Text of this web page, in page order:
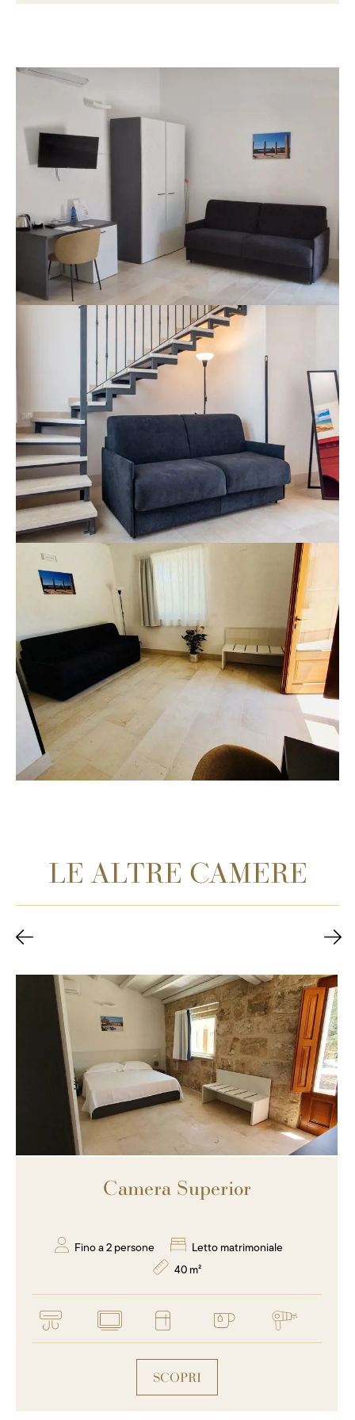
LE ALTRE CAMERE
Camera Superior
Fino a 2 persone
Letto matrimoniale
40 m²
SCOPRI